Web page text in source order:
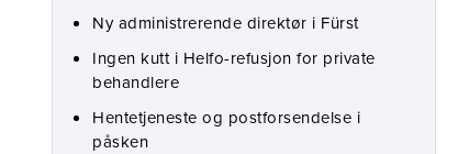
Ny administrerende direktør i Fürst
Ingen kutt i Helfo-refusjon for private
behandlere
Hentetjeneste og postforsendelse i
påsken